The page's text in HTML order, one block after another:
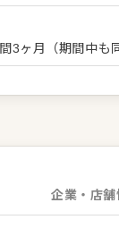
の待遇をご用意
する当施設で、
ヶ月（期間中も
企業・店舗